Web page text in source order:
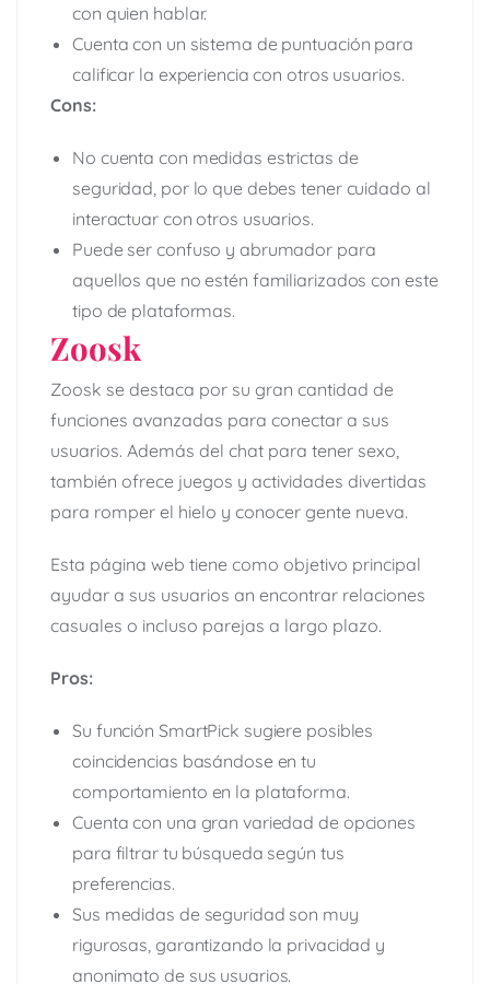
con quien hablar.
Cuenta con un sistema de puntuación para
calificar la experiencia con otros usuarios.
Cons:
No cuenta con medidas estrictas de
seguridad, por lo que debes tener cuidado al
interactuar con otros usuarios.
Puede ser confuso y abrumador para
aquellos que no estén familiarizados con este
tipo de plataformas.
Zoosk
Zoosk se destaca por su gran cantidad de
funciones avanzadas para conectar a sus
usuarios. Además del chat para tener sexo,
también ofrece juegos y actividades divertidas
para romper el hielo y conocer gente nueva.
Esta página web tiene como objetivo principal
ayudar a sus usuarios an encontrar relaciones
casuales o incluso parejas a largo plazo.
Pros:
Su función SmartPick sugiere posibles
coincidencias basándose en tu
comportamiento en la plataforma.
Cuenta con una gran variedad de opciones
para filtrar tu búsqueda según tus
preferencias.
Sus medidas de seguridad son muy
rigurosas, garantizando la privacidad y
anonimato de sus usuarios.